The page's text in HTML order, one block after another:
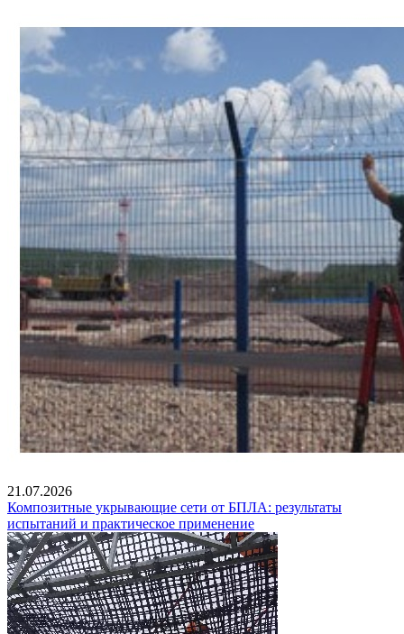
21.07.2026
Композитные укрывающие сети от БПЛА: результаты
испытаний и практическое применение